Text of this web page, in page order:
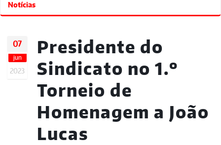
Notícias
07
jun
2023
Presidente do
Sindicato no 1.º
Torneio de
Homenagem a João
Lucas